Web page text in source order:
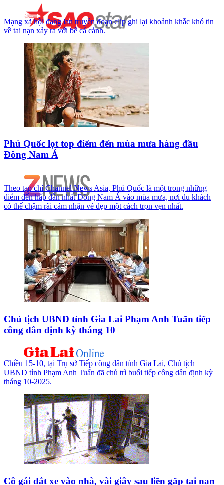
Mạng xã hội đang lan truyền đoạn clip ghi lại khoảnh khắc khó tin
về tai nạn xảy ra với bể cá cảnh.
Phú Quốc lọt top điểm đến mùa mưa hàng đầu
Đông Nam Á
Theo tạp chí Channel News Asia, Phú Quốc là một trong những
điểm đến hấp dẫn nhất Đông Nam Á vào mùa mưa, nơi du khách
có thể chậm rãi cảm nhận vẻ đẹp một cách trọn vẹn nhất.
Chủ tịch UBND tỉnh Gia Lai Phạm Anh Tuấn tiếp
công dân định kỳ tháng 10
Chiều 15-10, tại Trụ sở Tiếp công dân tỉnh Gia Lai, Chủ tịch
UBND tỉnh Phạm Anh Tuấn đã chủ trì buổi tiếp công dân định kỳ
tháng 10-2025.
Cô gái dắt xe vào nhà, vài giây sau liền gặp tai nạn